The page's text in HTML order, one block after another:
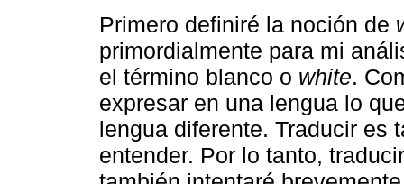
Primero definiré la noción de
primordialmente para mi
el término blanco o white.
expresar en una lengua lo
lengua diferente. Traducir es
entender. Por lo tanto,